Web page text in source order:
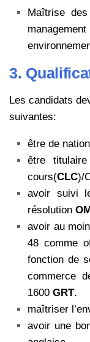
Maîtrise
3.
Les candidats
suivantes:
être de
être
cours(CLC)/
avoir suivi
résolution
avoir au
48 comme
fonction de
commerce
1600 GRT.
maîtriser
avoir une